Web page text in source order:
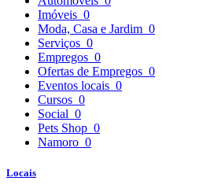
Imóveis 0
Moda, Casa e Jardim 0
Serviços 0
Empregos 0
Ofertas de Empregos 0
Eventos locais 0
Cursos 0
Social 0
Pets Shop 0
Namoro 0
Locais